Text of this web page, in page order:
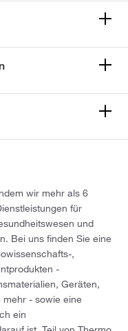
wir mehr als 6
für
und
Bei uns finden Sie eine
,
-
Geräten,
mehr - sowie eine
ein